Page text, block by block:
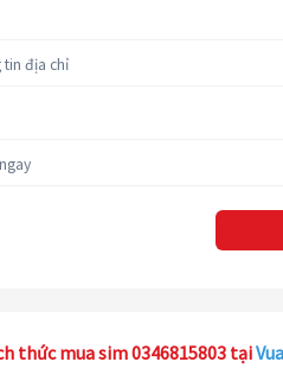
thức mua sim 0346815803 tại